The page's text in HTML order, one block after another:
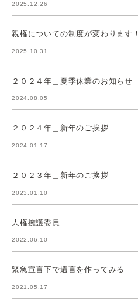
2025.12.26
親権についての制度が変わります！
2025.10.31
２０２４年＿夏季休業のお知らせ
2024.08.05
２０２４年＿新年のご挨拶
2024.01.17
２０２３年＿新年のご挨拶
2023.01.10
人権擁護委員
2022.06.10
緊急宣言下で遺言を作ってみる
2021.05.17